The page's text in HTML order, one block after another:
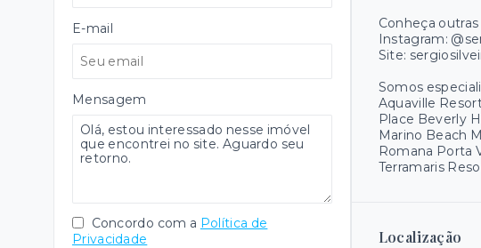
Conheça
Instagram:
Site:
Somos
Aquaville
Place Beverly
Marino Beach
Romana Porta
Terramaris
Localização
E-mail
Mensagem
Concordo com a Política de
Privacidade